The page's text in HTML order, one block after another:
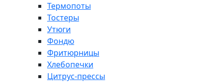
Термопоты
Тостеры
Утюги
Фондю
Фритюрницы
Хлебопечки
Цитрус-прессы